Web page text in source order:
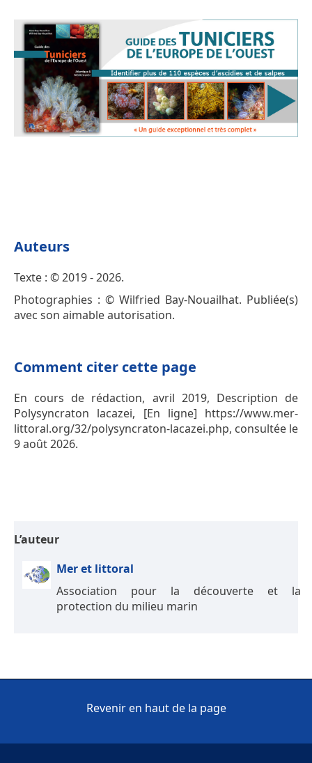
Auteurs
Texte : © 2019 - 2026.
Photographies : © Wilfried Bay-Nouailhat. Publiée(s)
avec son aimable autorisation.
Comment citer cette page
En cours de rédaction, avril 2019, Description de
Polysyncraton lacazei, [En ligne] https://www.mer-
littoral.org/32/polysyncraton-lacazei.php, consultée le
9 août 2026.
L’auteur
Mer et littoral
Association pour la découverte et la
protection du milieu marin
Revenir en haut de la page